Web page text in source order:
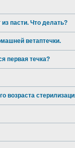
из пасти. Что делать?
ветаптечки.
первая течка?
возраста